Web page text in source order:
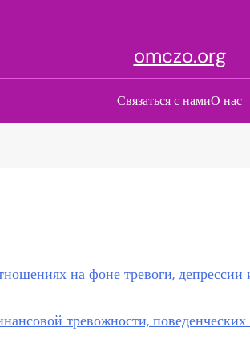
omczo.org
Связаться с намиО нас
на фоне тревоги, депрессии
тревожности, поведенческих